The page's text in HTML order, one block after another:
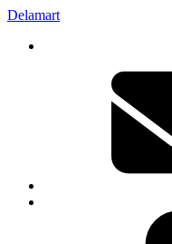
Delamart